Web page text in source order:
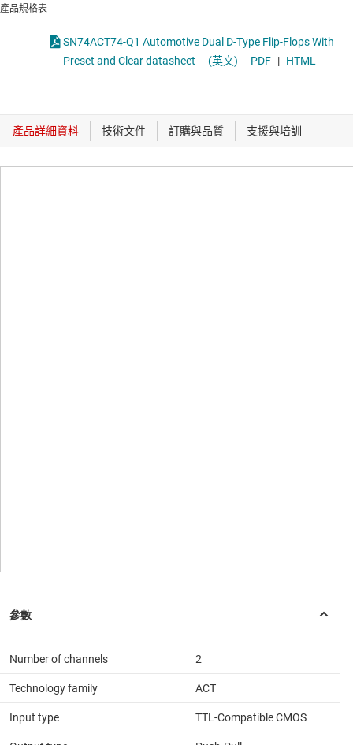
產品規格表
SN74ACT74-Q1 Automotive Dual D-Type Flip-Flops With
Preset and Clear datasheet
(英文) PDF | HTML
Number of channels 2
Technology family ACT
Input type TTL-Compatible CMOS